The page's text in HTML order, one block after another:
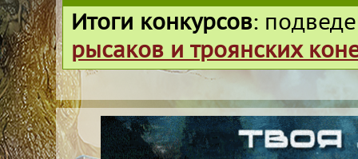
Итоги конкурсов:
рысаков и троянских